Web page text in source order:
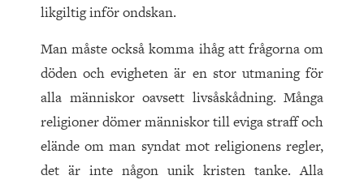
likgiltig inför ondskan.
Man måste också komma ihåg att frågorna om
döden och evigheten är en stor utmaning för
alla människor oavsett livsåskådning. Många
religioner dömer människor till eviga straff och
elände om man syndat mot religionens regler,
det är inte någon unik kristen tanke. Alla